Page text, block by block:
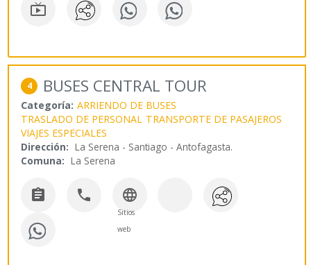

4 BUSES CENTRAL TOUR
Categoría: ARRIENDO DE BUSES
TRASLADO DE PERSONAL TRANSPORTE DE PASAJEROS
VIAJES ESPECIALES
Dirección: La Serena - Santiago - Antofagasta.
Comuna: La Serena
  
Sitios
web